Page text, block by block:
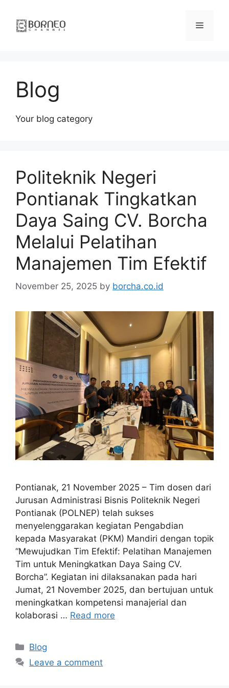
content
Menu
Blog
Your blog category
Politeknik Negeri
Pontianak Tingkatkan
Daya Saing CV. Borcha
Melalui Pelatihan
Manajemen Tim Efektif
November 25, 2025 by borcha.co.id
Pontianak, 21 November 2025 – Tim dosen dari
Jurusan Administrasi Bisnis Politeknik Negeri
Pontianak (POLNEP) telah sukses
menyelenggarakan kegiatan Pengabdian
kepada Masyarakat (PKM) Mandiri dengan topik
“Mewujudkan Tim Efektif: Pelatihan Manajemen
Tim untuk Meningkatkan Daya Saing CV.
Borcha”. Kegiatan ini dilaksanakan pada hari
Jumat, 21 November 2025, dan bertujuan untuk
meningkatkan kompetensi manajerial dan
kolaborasi … Read more
Categories
Blog
Leave a comment